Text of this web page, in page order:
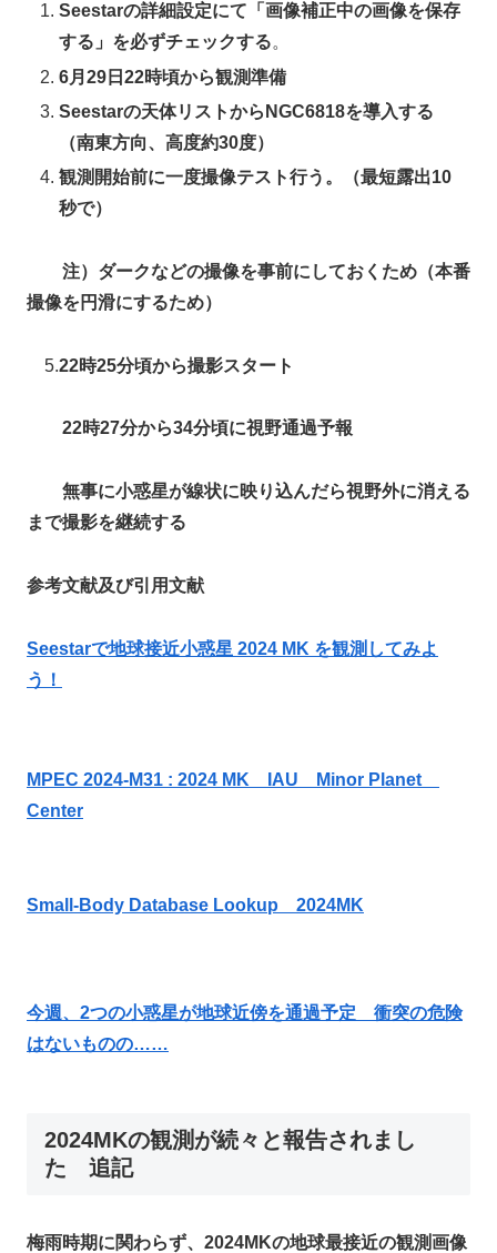
Seestarの詳細設定にて「画像補正中の画像を保存
する」を必ずチェックする。
6月29日22時頃から観測準備
Seestarの天体リストからNGC6818を導入する
（南東方向、高度約30度）
観測開始前に一度撮像テスト行う。（最短露出10
秒で）
注）ダークなどの撮像を事前にしておくため（本番
撮像を円滑にするため）
5.22時25分頃から撮影スタート
22時27分から34分頃に視野通過予報
無事に小惑星が線状に映り込んだら視野外に消える
まで撮影を継続する
参考文献及び引用文献
Seestarで地球接近小惑星 2024 MK を観測してみよ
う！
MPEC 2024-M31 : 2024 MK IAU Minor Planet
Center
Small-Body Database Lookup 2024MK
今週、2つの小惑星が地球近傍を通過予定 衝突の危険
はないものの……
2024MKの観測が続々と報告されまし
た 追記
梅雨時期に関わらず、2024MKの地球最接近の観測画像